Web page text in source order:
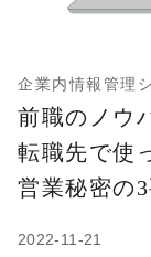
企業内情報管理
前職のノウ
転職先で使
営業秘密の3
2022-11-21